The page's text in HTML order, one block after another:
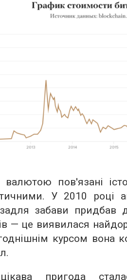
пов'язані
У 2010 році
забави придбав
— це виявилася
курсом вона
пригода